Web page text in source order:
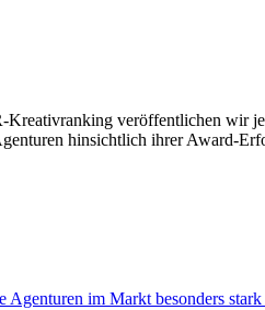
veröffentlichen wir
hinsichtlich ihrer Award-
im Markt besonders stark